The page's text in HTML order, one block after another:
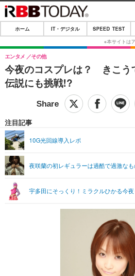
ホーム
IT・デジタル
IT・デジタルTOP
ショッピング
SPEED TEST
エンタメTOP
グラビア
ショッピング
ライフTOP
リリース一覧
プッシュ通知の停止方法
ホーム IT・デジタル SPEED TEST
今夜のコスプレは？ きこう
伝説にも挑戦!?
エンタメ その他
注目記事
10G光回線導入レポ
夜咲蘭の初レギュラーは過酷で過激な
宇多田にそっくり！ミラクルひかる今